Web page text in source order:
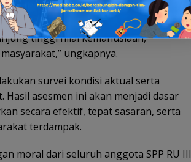
“Kami mengapresiasi semangat
SPP RU III dan seluruh pekerja. Ini
tinggi nilai kemanusiaan,
ungkapnya.
survei kondisi aktual serta
asesmen ini akan menjadi dasar
secara efektif, tepat sasaran, serta
terdampak.
moral dari seluruh anggota SPP RU III